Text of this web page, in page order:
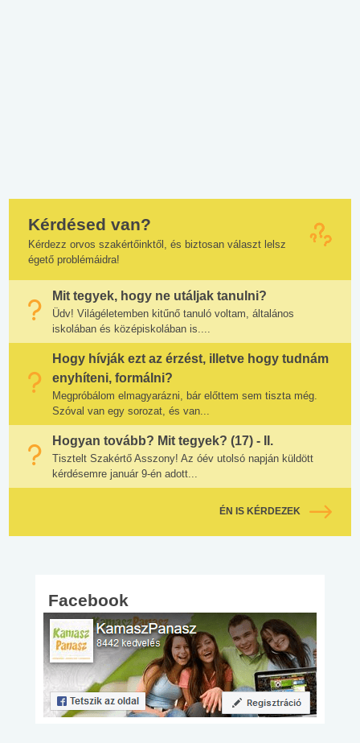
Kérdésed van?
Kérdezz orvos szakértőinktől, és biztosan választ lelsz
égető problémáidra!
Mit tegyek, hogy ne utáljak tanulni?
Üdv! Világéletemben kitűnő tanuló voltam, általános
iskolában és középiskolában is....
Hogy hívják ezt az érzést, illetve hogy tudnám
enyhíteni, formálni?
Megpróbálom elmagyarázni, bár előttem sem tiszta még.
Szóval van egy sorozat, és van...
Hogyan tovább? Mit tegyek? (17) - II.
Tisztelt Szakértő Asszony! Az óév utolsó napján küldött
kérdésemre január 9-én adott...
ÉN IS KÉRDEZEK
Facebook